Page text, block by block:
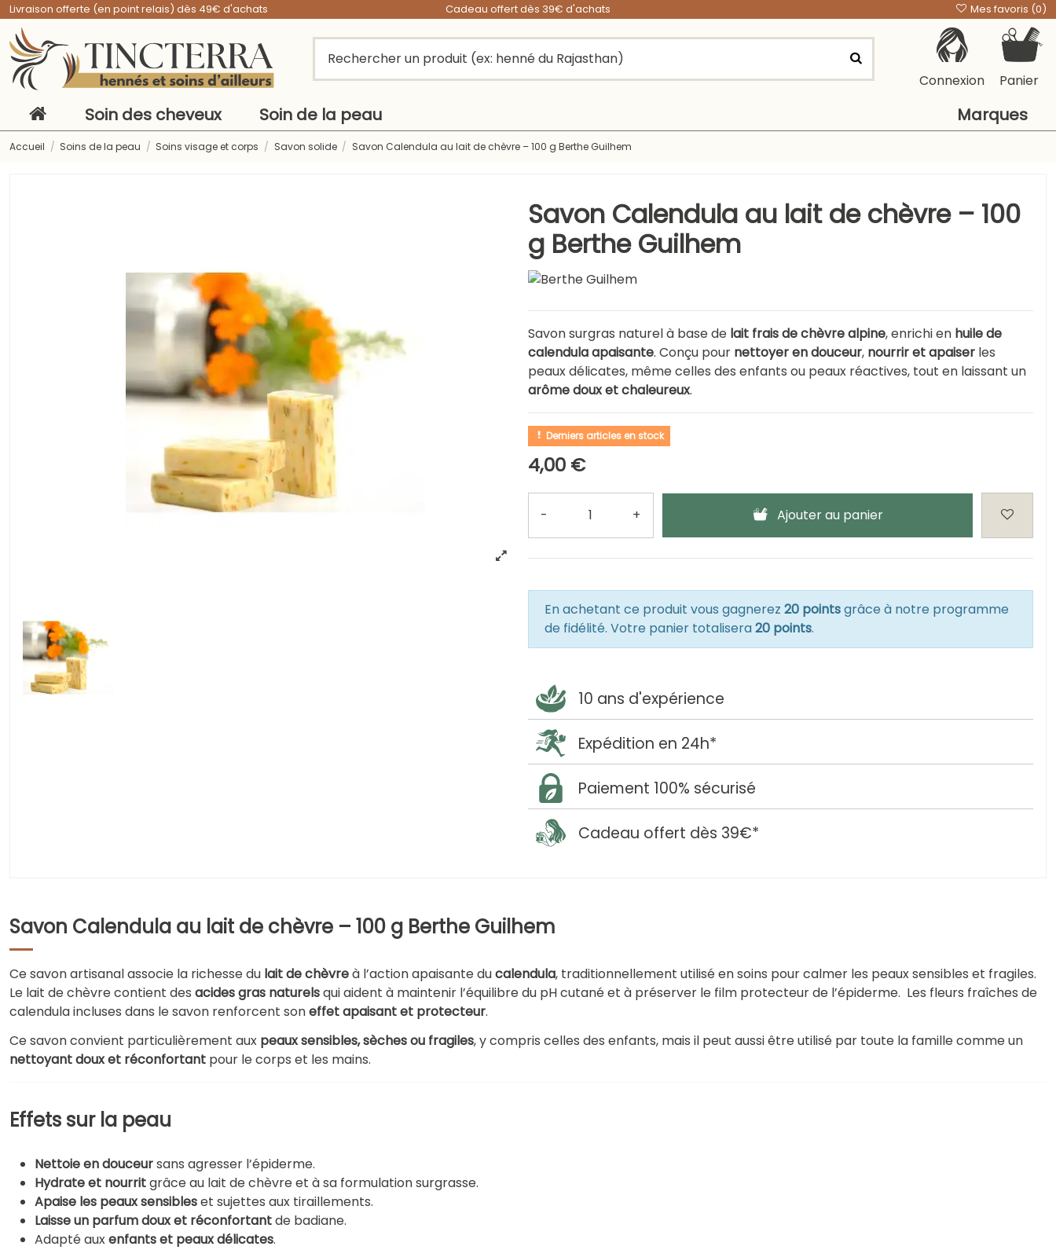
Livraison offerte (en point relais) dès 49€ d'achats Cadeau offert dès 39€ d'achats Mes favoris (0)
Connexion Panier
Soin des cheveux Soin de la peau Marques
Accueil Soins de la peau Soins visage et corps Savon solide Savon Calendula au lait de chèvre – 100 g Berthe Guilhem
Savon Calendula au lait de chèvre – 100
g Berthe Guilhem
Savon surgras naturel à base de lait frais de chèvre alpine, enrichi en huile de
calendula apaisante. Conçu pour nettoyer en douceur, nourrir et apaiser les
peaux délicates, même celles des enfants ou peaux réactives, tout en laissant un
arôme doux et chaleureux.
Derniers articles en stock
4,00 €
Quantité
- + Ajouter au panier
En achetant ce produit vous gagnerez 20 pointsgrâce à notre programme
de fidélité. Votre panier totalisera20 points.
10 ans d'expérience
Expédition en 24h*
Paiement 100% sécurisé
Cadeau offert dès 39€*
Savon Calendula au lait de chèvre – 100 g Berthe Guilhem
Ce savon artisanal associe la richesse du lait de chèvreà l’action apaisante ducalendula, traditionnellement utilisé en soins pour calmer les peaux sensibles et fragiles.
Le lait de chèvre contient des acides gras naturelsqui aident à maintenir l’équilibre du pH cutané et à préserver le film protecteur de l’épiderme. Les fleurs fraîches de
calendula incluses dans le savon renforcent soneffet apaisant et protecteur.
Ce savon convient particulièrement aux peaux sensibles, sèches ou fragiles, y compris celles des enfants, mais il peut aussi être utilisé par toute la famille comme un
nettoyant doux et réconfortant pour le corps et les mains.
Effets sur la peau
Nettoie en douceursans agresser l’épiderme.
Hydrate et nourritgrâce au lait de chèvre et à sa formulation surgrasse.
Apaise les peaux sensibleset sujettes aux tiraillements.
Laisse un parfum doux et réconfortantde badiane.
Adapté auxenfants et peaux délicates.